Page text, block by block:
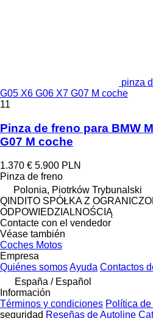
pinza
G05 X6 G06 X7 G07 M coche
11
Pinza de freno para BMW
G07 M coche
1.370 € 5.900 PLN
Pinza de freno
Polonia, Piotrków Trybunalski
QINDITO SPÓŁKA Z
ODPOWIEDZIALNOŚCIĄ
Contacte con el vendedor
Véase también
Coches Motos
Empresa
Quiénes somosAyuda Contactos
España / Español
Información
Términos y condiciones Política
seguridad Reseñas de Autoline